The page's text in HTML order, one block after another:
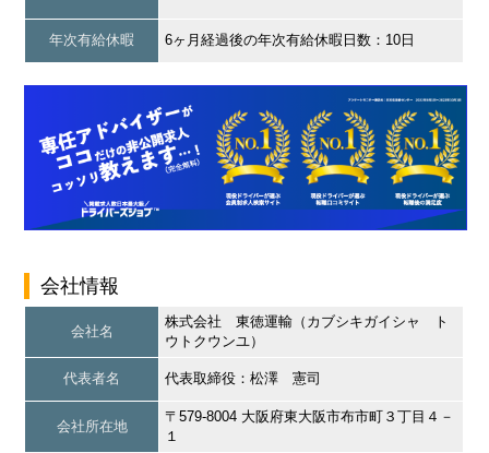
年次有給休暇 6ヶ月経過後の年次有給休暇日数：10日
会社情報
会社名
株式会社 東徳運輸（カブシキガイシャ ト
ウトクウンユ）
代表者名 代表取締役：松澤 憲司
会社所在地
〒579-8004 大阪府東大阪市布市町３丁目４－
１